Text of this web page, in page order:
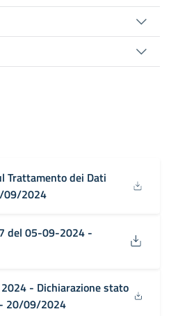
Trattamento dei Dati
09/2024
del 05-09-2024 -
- Dichiarazione stato
20/09/2024